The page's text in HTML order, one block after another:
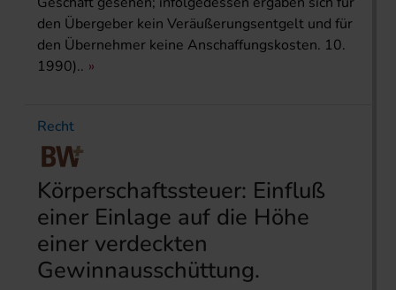
den Übergeber kein Veräußerungsentgelt und für
den Übernehmer keine Anschaffungskosten. 10.
1990)..
Recht
Körperschaftssteuer: Einfluß
einer Einlage auf die Höhe
einer verdeckten
Gewinnausschüttung.